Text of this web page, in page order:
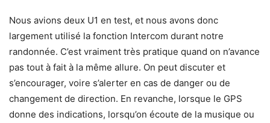
Nous avions deux U1 en test, et nous avons donc
largement utilisé la fonction Intercom durant notre
randonnée. C’est vraiment très pratique quand on n’avance
pas tout à fait à la même allure. On peut discuter et
s’encourager, voire s’alerter en cas de danger ou de
changement de direction. En revanche, lorsque le GPS
donne des indications, lorsqu’on écoute de la musique ou